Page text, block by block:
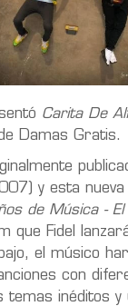
Carita De
Damas Gratis.
y esta
de Música - El
que Fidel
el músico
con
temas inéditos y